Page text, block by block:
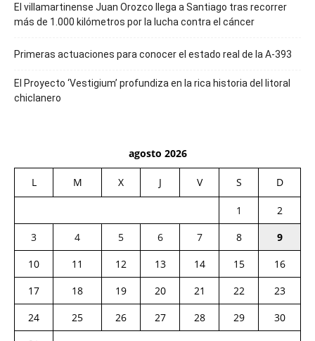
El villamartinense Juan Orozco llega a Santiago tras recorrer
más de 1.000 kilómetros por la lucha contra el cáncer
Primeras actuaciones para conocer el estado real de la A-393
El Proyecto ‘Vestigium’ profundiza en la rica historia del litoral
chiclanero
agosto 2026
L M X J V S D
1
2
3
4 5 6 7 8
9
10
11 12 13 14 15
16
17
18 19 20 21 22
23
24
25 26 27 28 29
30